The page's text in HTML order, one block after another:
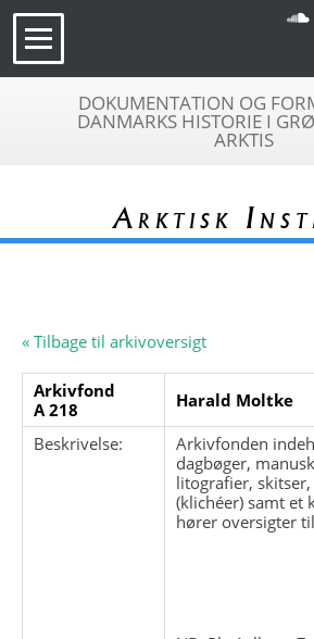
DOKUMENTATION OG
DANMARKS HISTORIE I
ARKTIS
Arktisk
« Tilbage til arkivoversigt
Arkivfond
A 218
Harald Moltke
Beskrivelse:
Arkivfonden
dagbøger,
litografier,
(klichéer) samt et
hører oversigter